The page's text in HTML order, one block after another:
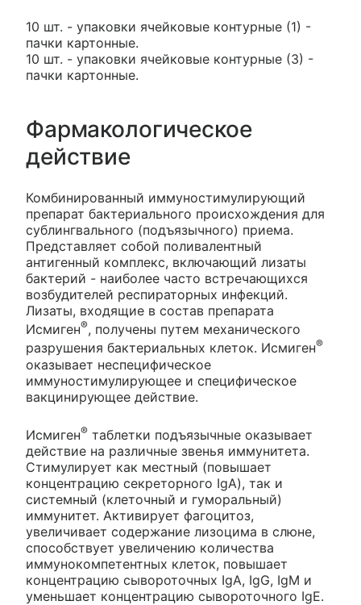
10 шт. - упаковки ячейковые контурные (1) -
пачки картонные.
10 шт. - упаковки ячейковые контурные (3) -
пачки картонные.
Фармакологическое
действие
Комбинированный иммуностимулирующий
препарат бактериального происхождения для
сублингвального (подъязычного) приема.
Представляет собой поливалентный
антигенный комплекс, включающий лизаты
бактерий - наиболее часто встречающихся
возбудителей респираторных инфекций.
Лизаты, входящие в состав препарата
Исмиген®, получены путем механического
разрушения бактериальных клеток. Исмиген®
оказывает неспецифическое
иммуностимулирующее и специфическое
вакцинирующее действие.
Исмиген® таблетки подъязычные оказывает
действие на различные звенья иммунитета.
Стимулирует как местный (повышает
концентрацию секреторного IgA), так и
системный (клеточный и гуморальный)
иммунитет. Активирует фагоцитоз,
увеличивает содержание лизоцима в слюне,
способствует увеличению количества
иммунокомпетентных клеток, повышает
концентрацию сывороточных IgA, IgG, IgM и
уменьшает концентрацию сывороточного IgE.